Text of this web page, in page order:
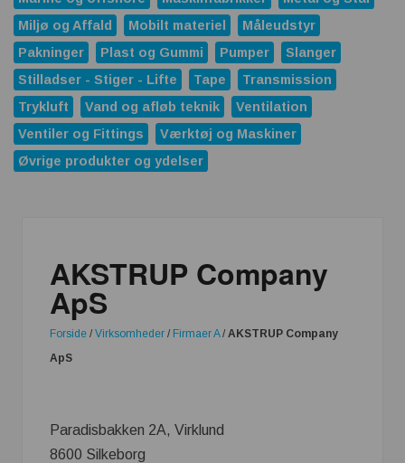
Miljø og Affald
Mobilt materiel
Måleudstyr
Pakninger
Plast og Gummi Pumper
Slanger
Stilladser - Stiger - Lifte
Tape
Transmission
Trykluft
Vand og afløb teknik
Ventilation
Ventiler og Fittings
Værktøj og Maskiner
Øvrige produkter og ydelser
AKSTRUP Company
ApS
Forside / Virksomheder / Firmaer A/ AKSTRUP Company
ApS
Paradisbakken 2A, Virklund
8600 Silkeborg